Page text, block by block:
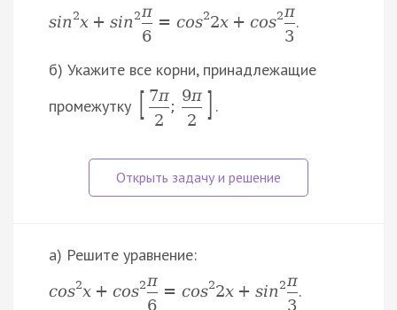
sin 2x + sin 2 π
6
= cos22x + cos2 π
3
.
б) Укажите все корни, принадлежащие
промежутку [ 7π
2
;
9π
2
] .
а) Решите уравнение:
cos2x + cos2 π
6
= cos22x + sin 2 π
3
.